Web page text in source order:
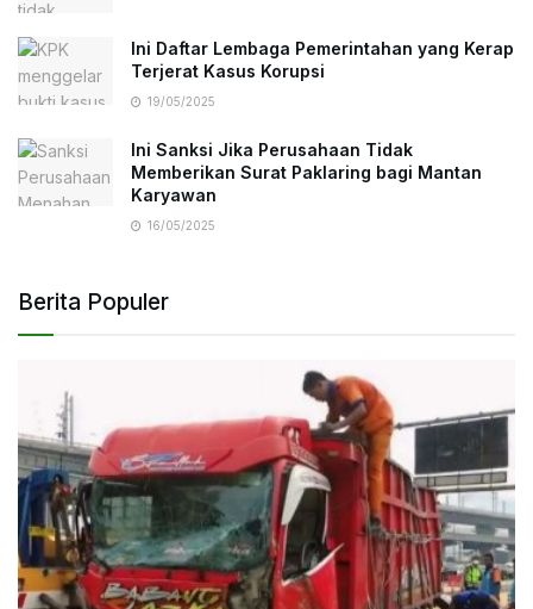
Ini Daftar Lembaga Pemerintahan yang Kerap
Terjerat Kasus Korupsi
19/05/2025
Ini Sanksi Jika Perusahaan Tidak
Memberikan Surat Paklaring bagi Mantan
Karyawan
16/05/2025
Berita Populer